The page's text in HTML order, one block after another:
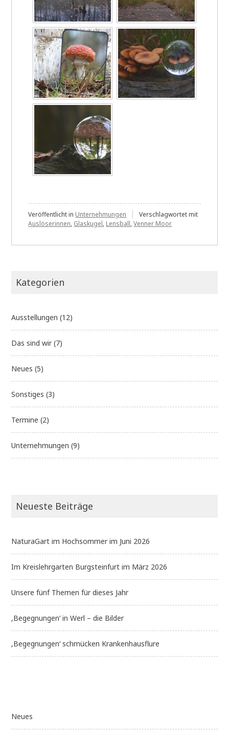
Veröffentlicht in Unternehmungen
Verschlagwortet mit
Auslöserinnen, Glaskugel, Lensball,Venner Moor
Kategorien
Ausstellungen (12)
Das sind wir(7)
Neues (5)
Sonstiges (3)
Termine (2)
Unternehmungen (9)
Neueste Beiträge
NaturaGart im Hochsommer im Juni 2026
Im Kreislehrgarten Burgsteinfurt im März 2026
Unsere fünf Themen für dieses Jahr
‚Begegnungen‘ in Werl – die Bilder
‚Begegnungen‘ schmücken Krankenhausflure
Neues